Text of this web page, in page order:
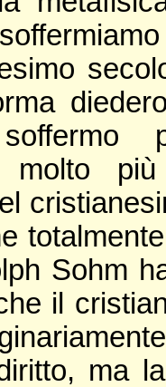
molto
Sohm
il
ma